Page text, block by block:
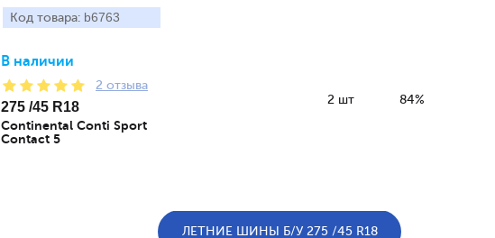
Код товара: b6763
В наличии
2 отзыва
275 /45 R18
Continental Conti Sport
Contact 5
2 шт 84%
ЛЕТНИЕ ШИНЫ Б/У 275 /45 R18